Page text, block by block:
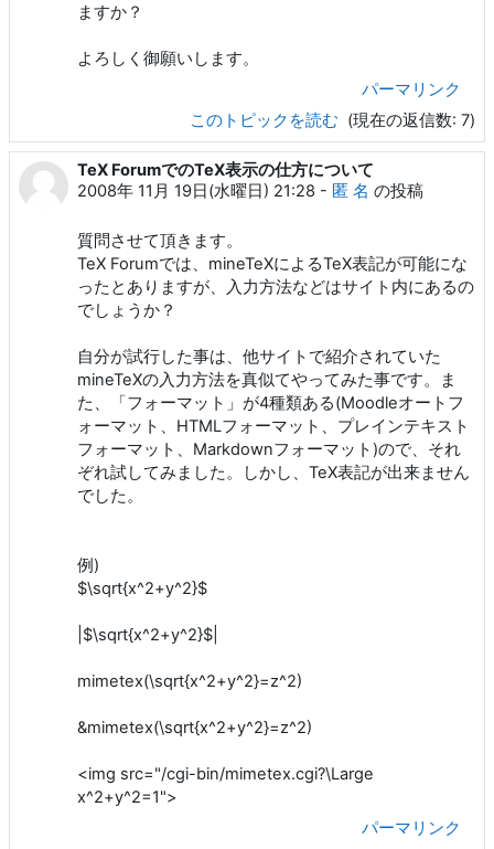
ますか？
よろしく御願いします。
パーマリンク
このトピックを読む (現在の返信数: 7)
TeX ForumでのTeX表示の仕方について
2008年 11月 19日(水曜日) 21:28 - 匿 名 の投稿
質問させて頂きます。
TeX Forumでは、mineTeXによるTeX表記が可能にな
ったとありますが、入力方法などはサイト内にあるの
でしょうか？
自分が試行した事は、他サイトで紹介されていた
mineTeXの入力方法を真似てやってみた事です。ま
た、「フォーマット」が4種類ある(Moodleオートフ
ォーマット、HTMLフォーマット、プレインテキスト
フォーマット、Markdownフォーマット)ので、それ
ぞれ試してみました。しかし、TeX表記が出来ません
でした。
例)
$\sqrt{x^2+y^2}$
|$\sqrt{x^2+y^2}$|
mimetex(\sqrt{x^2+y^2}=z^2)
&mimetex(\sqrt{x^2+y^2}=z^2)
<img src="/cgi-bin/mimetex.cgi?\Large
x^2+y^2=1">
パーマリンク